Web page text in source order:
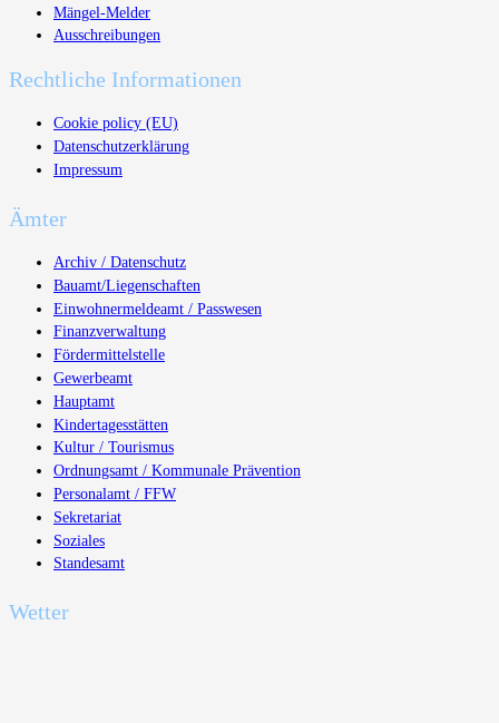
Mängel-Melder
Ausschreibungen
Rechtliche Informationen
Cookie policy (EU)
Datenschutzerklärung
Impressum
Ämter
Archiv / Datenschutz
Bauamt/Liegenschaften
Einwohnermeldeamt / Passwesen
Finanzverwaltung
Fördermittelstelle
Gewerbeamt
Hauptamt
Kindertagesstätten
Kultur / Tourismus
Ordnungsamt / Kommunale Prävention
Personalamt / FFW
Sekretariat
Soziales
Standesamt
Wetter